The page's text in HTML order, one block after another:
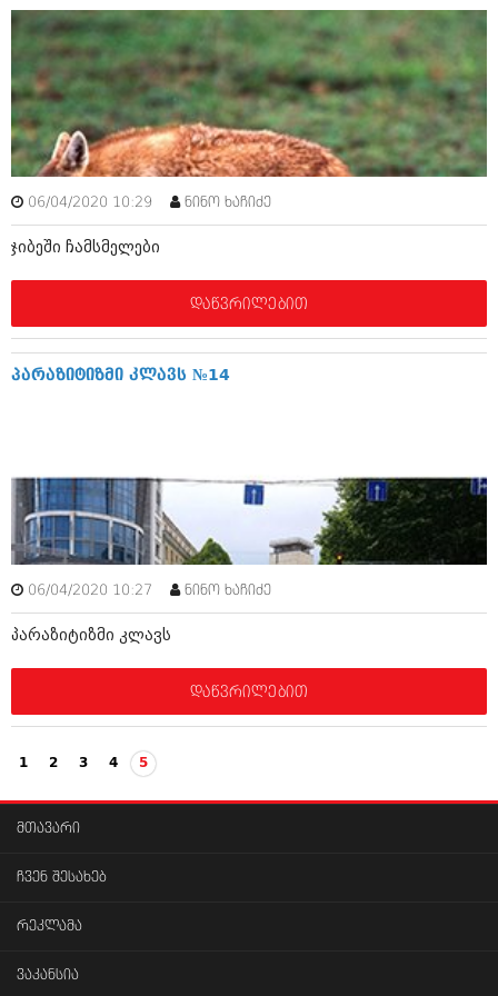
თებერვალი 2014 (318)
იანვარი 2014 (297)
დეკემბერი 2013 (365)
ნოემბერი 2013 (279)
ოქტომბერი 2013 (256)
სექტემბერი 2013 (368)
აგვისტო 2013 (89)
ივნისი 2013 (212)
მაისი 2013 (259)
აპრილი 2013 (304)
თებერვალი 2013 (204)
დეკემბერი 2012 (98)
ოქტომბერი 2012 (350)
მაისი 2012 (240)
აპრილი 2012 (294)
მარტი 2012 (259)
თებერვალი 2012 (376)
იანვარი 2012 (322)
ოქტომბერი 2011 (754)
აგვისტო 2011 (249)
ივლისი 2011 (400)
ივნისი 2011 (438)
აპრილი 2011 (294)
თებერვალი 2011 (329)
დეკემბერი 2010 (881)
ოქტომბერი 2010 (341)
06/04/2020 10:29 ნინო ხაჩიძე
ჯიბეში ჩამსმელები
დაწვრილებით
პარაზიტიზმი კლავს №14
06/04/2020 10:27 ნინო ხაჩიძე
პარაზიტიზმი კლავს
დაწვრილებით
1 2 3 4 5
მთავარი
ჩვენ შესახებ
რეკლამა
ვაკანსია